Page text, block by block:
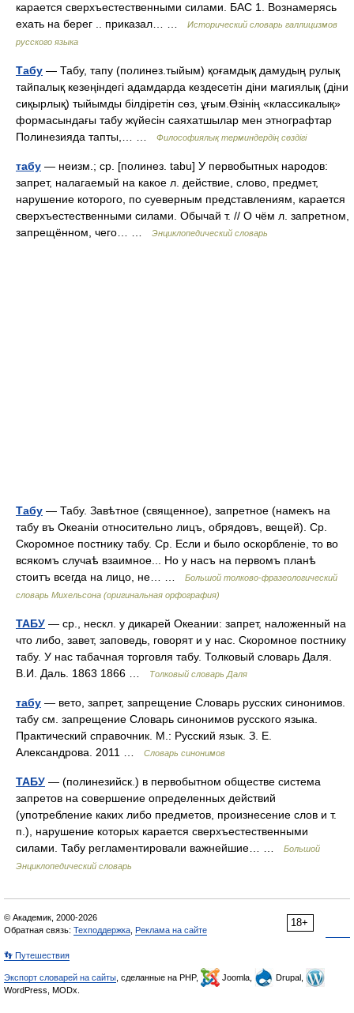
карается сверхъестественными силами. БАС 1. Вознамерясь
ехать на берег .. приказал… …
Исторический словарь галлицизмов
русского языка
Табу — Табу, тапу (полинез.тыйым) қоғамдық дамудың рулық
тайпалық кезеңіндегі адамдарда кездесетін діни магиялық (діни
сиқырлық) тыйымды білдіретін сөз, ұғым.Өзінің «классикалық»
формасындағы табу жүйесін саяхатшылар мен этнографтар
Полинезияда тапты,… …
Философиялық терминдердің сөздігі
табу — неизм.; ср. [полинез. tabu] У первобытных народов:
запрет, налагаемый на какое л. действие, слово, предмет,
нарушение которого, по суеверным представлениям, карается
сверхъестественными силами. Обычай т. // О чём л. запретном,
запрещённом, чего… …
Энциклопедический словарь
Табу — Табу. Завѣтное (священное), запретное (намекъ на
табу въ Океаніи относительно лицъ, обрядовъ, вещей). Ср.
Скоромное постнику табу. Ср. Если и было оскорбленіе, то во
всякомъ случаѣ взаимное... Но у насъ на первомъ планѣ
стоитъ всегда на лицо, не… …
Большой толково-фразеологический
словарь Михельсона (оригинальная орфография)
ТАБУ — ср., нескл. у дикарей Океании: запрет, наложенный на
что либо, завет, заповедь, говорят и у нас. Скоромное постнику
табу. У нас табачная торговля табу. Толковый словарь Даля.
В.И. Даль. 1863 1866 …
Толковый словарь Даля
табу — вето, запрет, запрещение Словарь русских синонимов.
табу см. запрещение Словарь синонимов русского языка.
Практический справочник. М.: Русский язык. З. Е.
Александрова. 2011 …
Словарь синонимов
ТАБУ — (полинезийск.) в первобытном обществе система
запретов на совершение определенных действий
(употребление каких либо предметов, произнесение слов и т.
п.), нарушение которых карается сверхъестественными
силами. Табу регламентировали важнейшие… …
Большой
Энциклопедический словарь
18+
© Академик, 2000-2026
Обратная связь: Техподдержка Реклама на сайте
👣 Путешествия
Экспорт словарей на сайты , сделанные на PHP, Joomla,
Drupal,
WordPress, MODx.